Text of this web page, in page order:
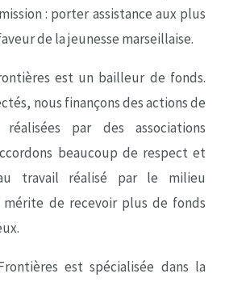
: porter assistance aux plus
de la jeunesse marseillaise.
est un bailleur de fonds.
nous finançons des actions de
par des associations
beaucoup de respect et
travail réalisé par le milieu
de recevoir plus de fonds
est spécialisée dans la